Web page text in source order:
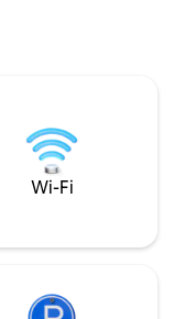
obývačke alebo
výberu).
Wi-Fi